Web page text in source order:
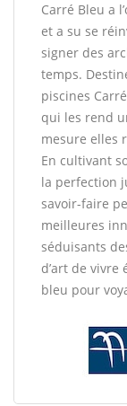
Carré Bleu a
et a su se
signer des
temps.
piscines
qui les rend
mesure elles
En cultivant
la perfection
savoir-faire
meilleures
séduisants
d’art de vivre
bleu pour